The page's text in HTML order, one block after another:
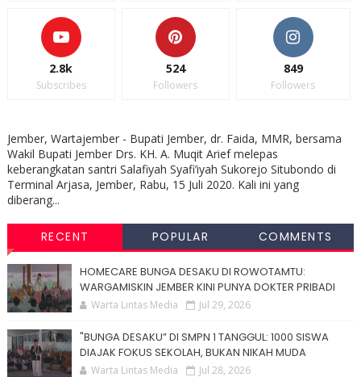
2.8k
Subscribes
524
Followers
849
Followers
Jember, Wartajember - Bupati Jember, dr. Faida, MMR, bersama
Wakil Bupati Jember Drs. KH. A. Muqit Arief melepas
keberangkatan santri Salafiyah Syafi’iyah Sukorejo Situbondo di
Terminal Arjasa, Jember, Rabu, 15 Juli 2020. Kali ini yang
diberang...
RECENT POPULAR COMMENTS
HOMECARE BUNGA DESAKU DI ROWOTAMTU:
WARGAMISKIN JEMBER KINI PUNYA DOKTER PRIBADI
Warta Lintas Media Jul 29, 2026
"BUNGA DESAKU” DI SMPN 1 TANGGUL: 1000 SISWA
DIAJAK FOKUS SEKOLAH, BUKAN NIKAH MUDA
Warta Lintas Media Jul 28, 2026